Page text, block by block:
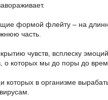
формой флейту – на
часть.
чувств, всплеску
о которых мы до поры до
в организме